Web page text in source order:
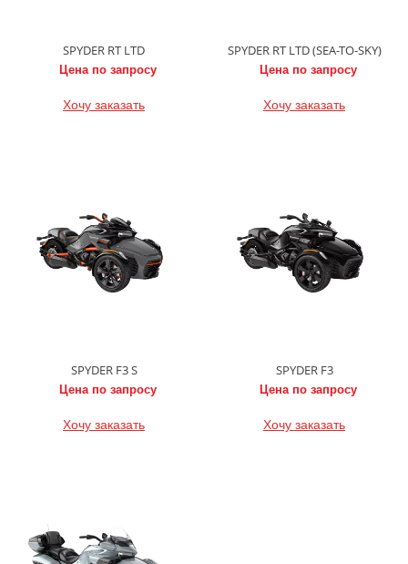
SPYDER RT LTD
Цена по запросу
Хочу заказать
SPYDER RT LTD (SEA-TO-SKY)
Цена по запросу
Хочу заказать
SPYDER F3 S
Цена по запросу
Хочу заказать
SPYDER F3
Цена по запросу
Хочу заказать